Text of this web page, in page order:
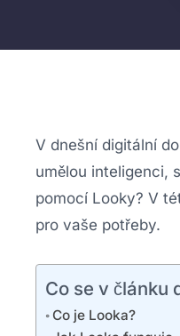
V dnešní digitální
umělou inteligenci,
pomocí Looky? V
pro vaše potřeby.
Co se v článku
Co je Looka?